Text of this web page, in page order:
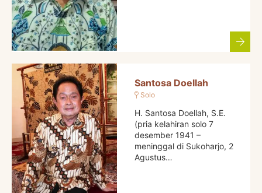
Santosa Doellah
Solo
H. Santosa Doellah, S.E.
(pria kelahiran solo 7
desember 1941 –
meninggal di Sukoharjo, 2
Agustus…